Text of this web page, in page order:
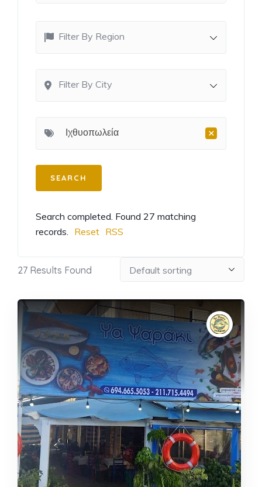
Filter By Region
Filter By City
×
Ιχθυοπωλεία
Search completed. Found 27 matching
records.
Reset RSS
27 Results Found